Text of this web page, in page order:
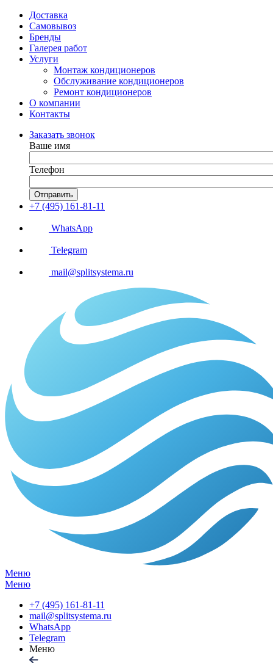
Доставка
Самовывоз
Бренды
Галерея работ
Услуги
Монтаж кондиционеров
Обслуживание кондиционеров
Ремонт кондиционеров
О компании
Контакты
Заказать звонок
Ваше имя
Телефон
Отправить
+7 (495) 161-81-11
WhatsApp
Telegram
mail@splitsystema.ru
Меню
Меню
+7 (495) 161-81-11
mail@splitsystema.ru
WhatsApp
Telegram
Меню